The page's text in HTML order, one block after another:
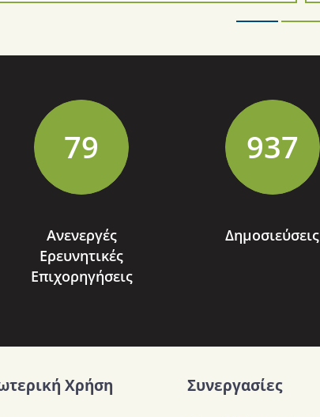
91
Ανενεργές
Ερευνητικές
Επιχορηγήσεις
1077
Δημοσιεύσεις
Χρήση Συνεργασίες